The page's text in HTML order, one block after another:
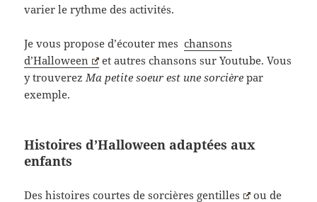
varier le rythme des activités.
Je vous propose d’écouter meschansons
d’Halloween
et autres chansons sur Youtube. Vous
y trouverez Ma petite soeur est une sorcièrepar
exemple.
Histoires d’Halloween adaptées aux
enfants
Deshistoires courtes de sorcières gentilles
ou de